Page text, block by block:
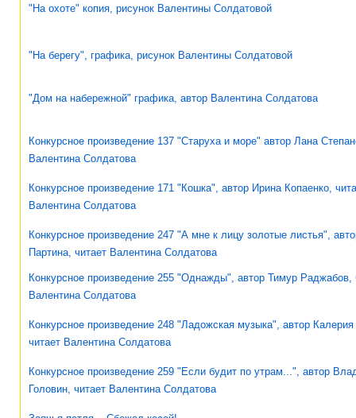
"На охоте" копия, рисунок Валентины Солдатовой
"На берегу", графика, рисунок Валентины Солдатовой
"Дом на набережной" графика, автор Валентина Солдатова
Конкурсное произведение 137 "Старуха и море" автор Лана
Валентина Солдатова
Конкурсное произведение 171 "Кошка", автор Ирина Копаенко,
Валентина Солдатова
Конкурсное произведение 247 "А мне к лицу золотые листья",
Партина, читает Валентина Солдатова
Конкурсное произведение 255 "Однажды", автор Тимур Раджабов,
Валентина Солдатова
Конкурсное произведение 248 "Ладожская музыка", автор
читает Валентина Солдатова
Конкурсное произведение 259 "Если будит по утрам...", автор
Головин, читает Валентина Солдатова